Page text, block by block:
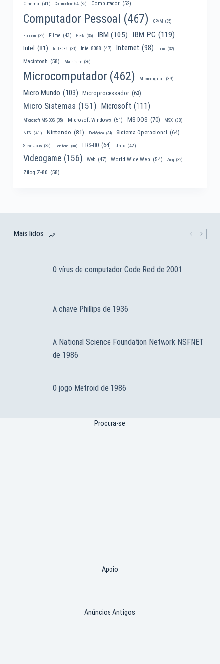
Cinema (41) Commodore 64 (35) Computador (52)
Computador Pessoal (467) CP/M (35)
Famicom (32) Filme (43) Geek (35) IBM (105) IBM PC (119)
Intel (81) Intel 8086 (31) Intel 8088 (47) Internet (98) Linux (32)
Macintosh (58) Mainframe (36)
Microcomputador (462) Microdigital (39)
Micro Mundo (103) Microprocessador (63)
Micro Sistemas (151) Microsoft (111)
Microsoft MS-DOS (35) Microsoft Windows (51) MS-DOS (70) MSX (38)
NES (41) Nintendo (81) Prológica (34) Sistema Operacional (64)
Steve Jobs (35) Telefone (30) TRS-80 (64) Unix (42)
Videogame (156) Web (47) World Wide Web (54) Zilog (32)
Zilog Z-80 (58)
Mais lidos
O vírus de computador Code Red de 2001
A chave Phillips de 1936
A National Science Foundation Network NSFNET
de 1986
O jogo Metroid de 1986
Procura-se
Apoio
Anúncios Antigos